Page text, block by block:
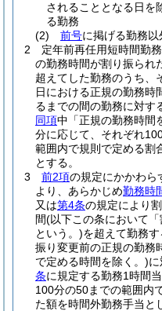
されることとなる日を
る勤務
(2)
前号に掲げる勤務以
2
定年前再任用短時間勤
の勤務時間が割り振られ
超えてした勤務のうち、
日における正規の勤務時
るまでの間の勤務に対す
同項中「正規の勤務時間
分に応じて、それぞれ
範囲内で規則で定める割
とする。
3
前2項の規定にかかわら
より、あらかじめ勤務時
又は第4条の規定により
間(以下この条において「
という。)を超えて勤務
振り変更前の正規の勤務
で定める時間を除く。)に
条に規定する勤務1時間
100分の50までの範囲内
た額を時間外勤務手当と